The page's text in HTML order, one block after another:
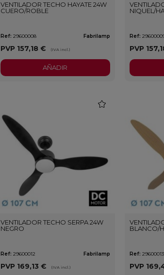
VENTILADOR TECHO HAYATE 24W
CUERO/ROBLE
Ref: 29600008 Fabrilamp
PVP 157,18 € (IVA incl.)
AÑADIR
NIQUEL/
Ref:
PVP
VENTILADOR TECHO SERPA 24W
NEGRO
Ref: 29600012 Fabrilamp
PVP 169,13 € (IVA incl.)
BLANCO/
Ref: 29600013
PVP